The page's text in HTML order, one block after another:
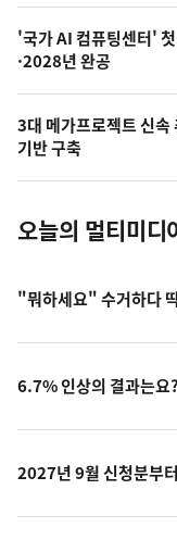
오
의
사
진
'국가 AI 컴퓨팅센터'
·2028년 완공
3대 메가프로젝트 신
기반 구축
오늘의 멀티미디
"뭐하세요" 수거하다
6.7% 인상의 결과는요?
2027년 9월 신청분부